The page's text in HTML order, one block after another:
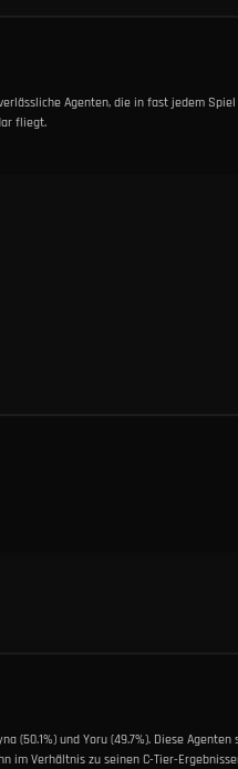
Agenten, die in fast jedem
fliegt.
(50.1%) und Yoru (49.7%). Diese
Verhältnis zu seinen C-Tier-